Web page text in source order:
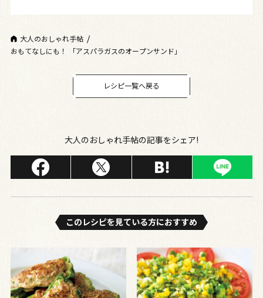
大人のおしゃれ手帖
おもてなしにも！ 「アスパラガスのオープンサンド」
レシピ一覧へ戻る
大人のおしゃれ手帖の記事をシェア!
このレシピを⾒ている⽅におすすめ